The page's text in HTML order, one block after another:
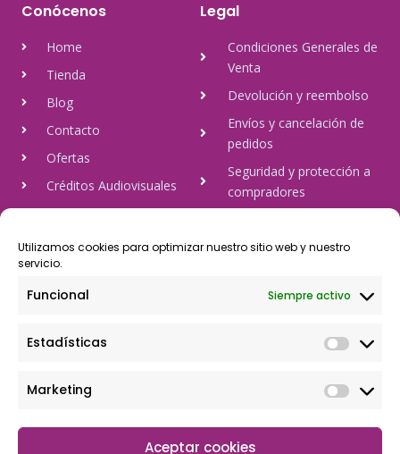
Utilizamos cookies para optimizar nuestro sitio web y nuestro
servicio.
Funcional Siempre activo
Estadísticas
Marketing
Aceptar cookies
Conócenos
Home
Tienda
Blog
Contacto
Ofertas
Créditos Audiovisuales
tulineamagica.com
Legal
Condiciones Generales de
Venta
Devolución y reembolso
Envíos y cancelación de
pedidos
Seguridad y protección a
compradores
Política de cookies